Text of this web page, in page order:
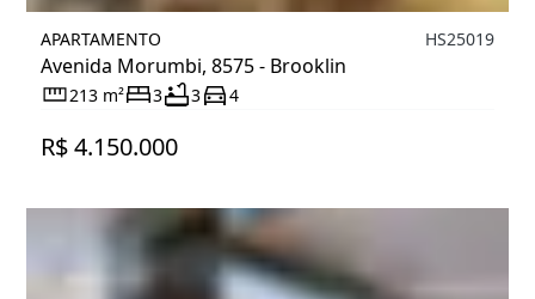
APARTAMENTO
Avenida Morumbi, 8575 - Brooklin
HS25019
213 m² 3 3 4
R$ 4.150.000